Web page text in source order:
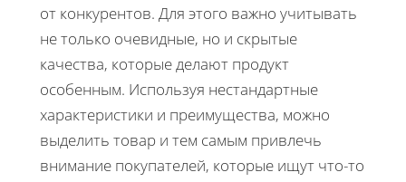
от конкурентов. Для этого важно учитывать
не только очевидные, но и скрытые
качества, которые делают продукт
особенным. Используя нестандартные
характеристики и преимущества, можно
выделить товар и тем самым привлечь
внимание покупателей, которые ищут что-то